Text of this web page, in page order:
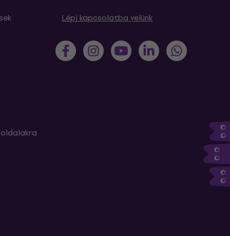
Lépj kapcsolatba velünk